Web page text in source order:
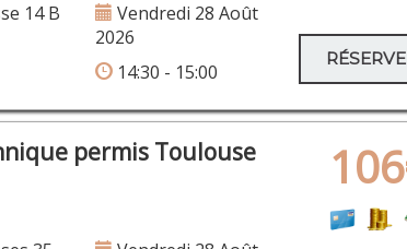
14 B
Vendredi 28 Août
2026
14:30 - 15:00
permis Toulouse